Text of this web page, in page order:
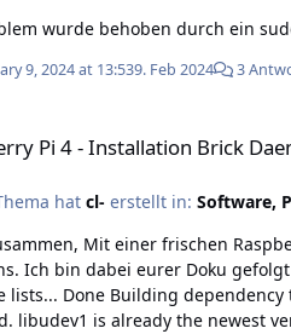
9, 2024 at 13:539. Feb 2024 3
Pi 4 - Installation Brick
hat cl-erstellt in: Software,
Raspberry Pi Imager Tools kriege ich eine Fehlermeldung bei der Installation des Brick
1.0-0 libudev1 procps Reading
lists... Done Building
libudev1 is already the newest